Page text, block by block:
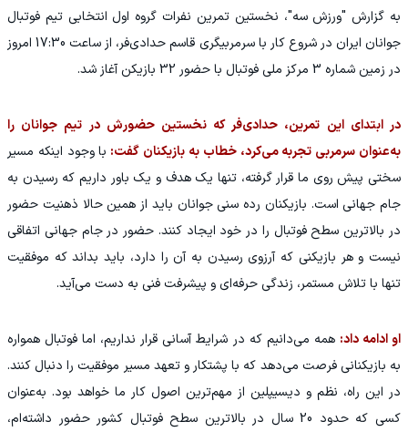
به گزارش "ورزش سه"، نخستین‌ تمرین نفرات گروه اول انتخابی تیم فوتبال
جوانان ایران در شروع کار با سرمربیگری قاسم حداد‌ی‌فر، از ساعت 17:30 امروز
در زمین شماره 3 مرکز ملی فوتبال با حضور 32 بازیکن آغاز شد.
در ابتدای این تمرین، حدادی‌فر که نخستین حضورش در تیم جوانان را
به‌عنوان سرمربی تجربه می‌کرد، خطاب به بازیکنان گفت: با وجود اینکه مسیر
سختی پیش روی ما قرار گرفته، تنها یک هدف و یک باور داریم که رسیدن به
جام جهانی است. بازیکنان رده سنی جوانان باید از همین حالا ذهنیت حضور
در بالاترین سطح فوتبال را در خود ایجاد کنند. حضور در جام جهانی اتفاقی
نیست و هر بازیکنی که آرزوی رسیدن به آن را دارد، باید بداند که موفقیت
تنها با تلاش مستمر، زندگی حرفه‌ای و پیشرفت فنی به دست می‌آید.
او ادامه داد: همه می‌دانیم که در شرایط آسانی قرار نداریم، اما فوتبال همواره
به بازیکنانی فرصت می‌دهد که با پشتکار و تعهد مسیر موفقیت را دنبال کنند.
در این راه، نظم و دیسیپلین از مهم‌ترین اصول کار ما خواهد بود. به‌عنوان
کسی که حدود 20 سال در بالاترین سطح فوتبال کشور حضور داشته‌ام،